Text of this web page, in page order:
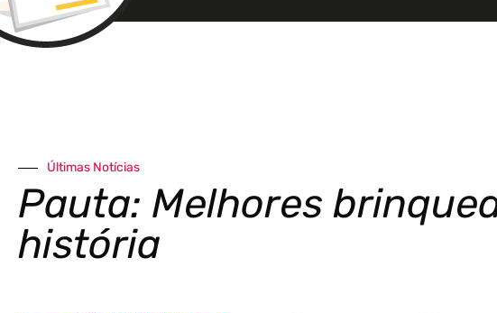
Últimas Notícias
Pauta: Melhores
história